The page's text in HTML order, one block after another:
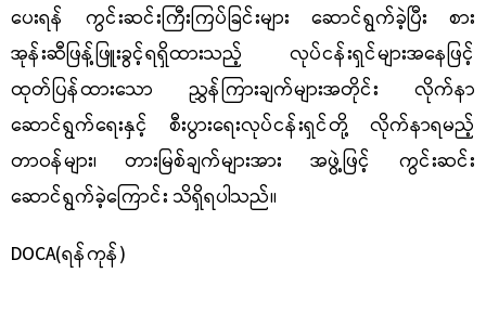
ပေးရန် ကွင်းဆင်းကြီးကြပ်ခြင်းများ ဆောင်ရွက်ခဲ့ပြီး စား
အုန်းဆီဖြန့်ဖြူးခွင့်ရရှိထားသည့် လုပ်ငန်းရှင်များအနေဖြင့်
ထုတ်ပြန်ထားသော ညွှန်ကြားချက်များအတိုင်း လိုက်နာ
ဆောင်ရွက်ရေးနှင့် စီးပွားရေးလုပ်ငန်းရှင်တို့ လိုက်နာရမည့်
တာဝန်များ၊ တားမြစ်ချက်များအား အဖွဲ့ဖြင့် ကွင်းဆင်း
ဆောင်ရွက်ခဲ့ကြောင်း သိရှိရပါသည်။
DOCA(ရန်ကုန်)